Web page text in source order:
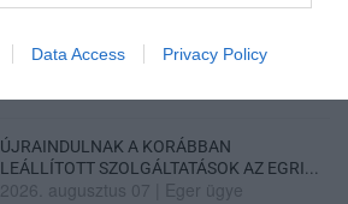
Data Access Privacy Policy
TANULJ NÉMETÜL OTTHONRÓL: A
DIGITÁLIS TANULÁS ELŐNYEI
ÚJRAINDULNAK A KORÁBBAN
LEÁLLÍTOTT SZOLGÁLTATÁSOK AZ EGRI...
2026. augusztus 07 Eger ügye